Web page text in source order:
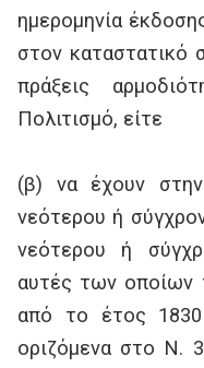
ημερομηνία
στον καταστατικό
πράξεις
Πολιτισμό, είτε
(β) να έχουν
νεότερου ή
νεότερου ή
αυτές των οποίων
από το έτος
οριζόμενα στο Ν.